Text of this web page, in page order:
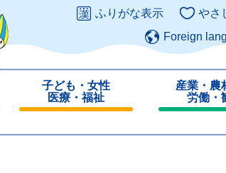
ふりがな表示 やさ
Foreign
子ども・女性
医療・福祉
じ
産業・農
労働・
じ